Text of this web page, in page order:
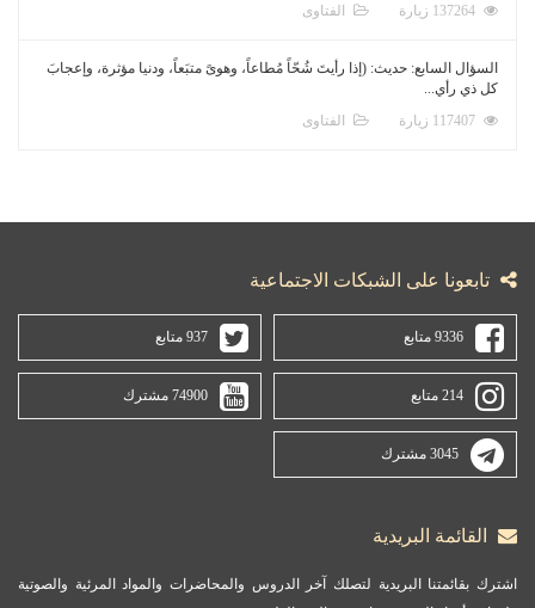
الفتاوى
السؤال السابع: حديث: (إذا رأيتَ شُحّاً مُطاعاً، وهوىً متبَعاً، ودنيا مؤثرة، وإعجابَ
كل ذي رأي...
الفتاوى
تابعونا على الشبكات الاجتماعية
9336 متابع 937 متابع
214 متابع 74900 مشترك
3045 مشترك
القائمة البريدية
اشترك بقائمتنا البريدية لتصلك آخر الدروس والمحاضرات والمواد المرئية والصوتية